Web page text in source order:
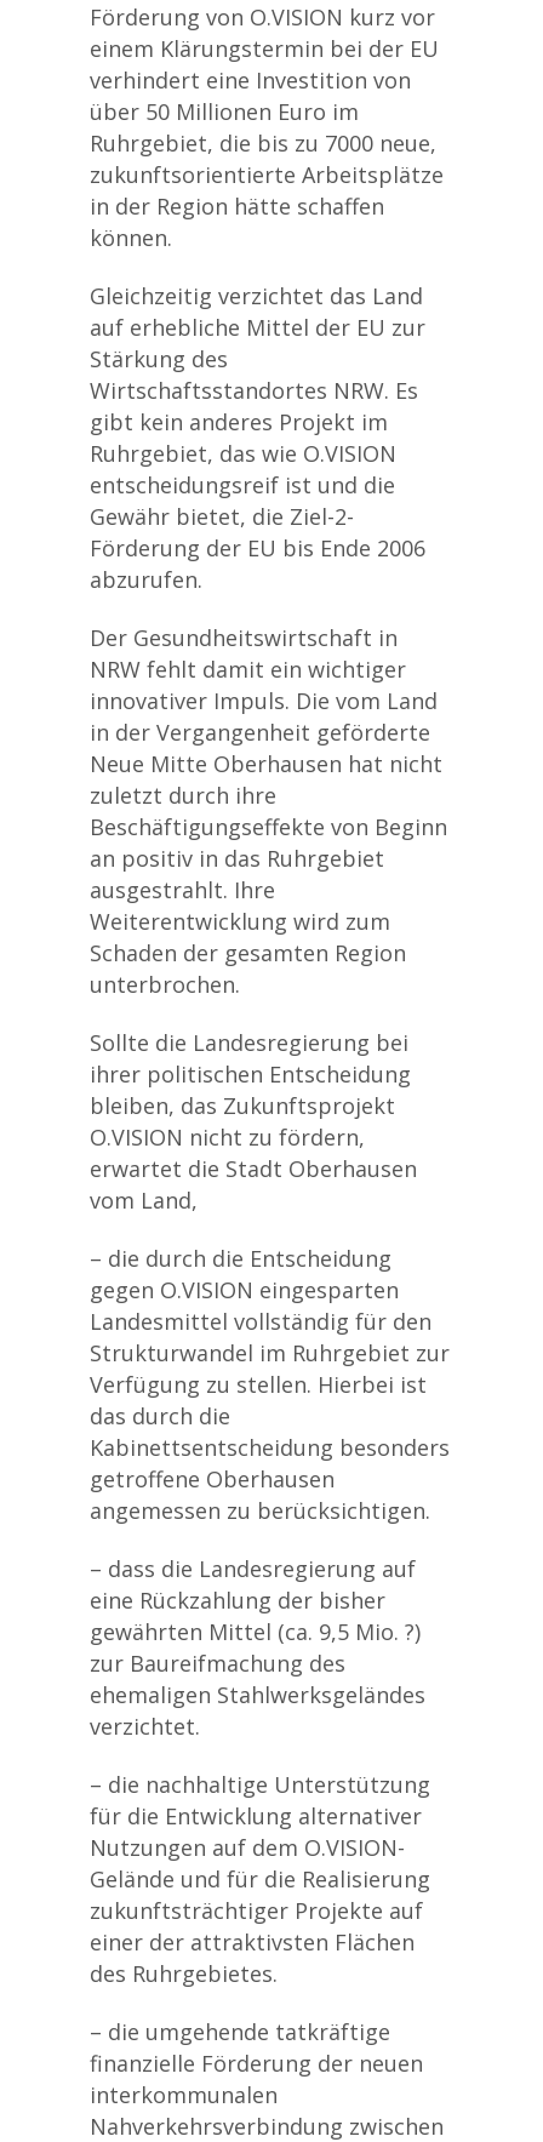
Förderung von O.VISION kurz vor
einem Klärungstermin bei der EU
verhindert eine Investition von
über 50 Millionen Euro im
Ruhrgebiet, die bis zu 7000 neue,
zukunftsorientierte Arbeitsplätze
in der Region hätte schaffen
können.
Gleichzeitig verzichtet das Land
auf erhebliche Mittel der EU zur
Stärkung des
Wirtschaftsstandortes NRW. Es
gibt kein anderes Projekt im
Ruhrgebiet, das wie O.VISION
entscheidungsreif ist und die
Gewähr bietet, die Ziel-2-
Förderung der EU bis Ende 2006
abzurufen.
Der Gesundheitswirtschaft in
NRW fehlt damit ein wichtiger
innovativer Impuls. Die vom Land
in der Vergangenheit geförderte
Neue Mitte Oberhausen hat nicht
zuletzt durch ihre
Beschäftigungseffekte von Beginn
an positiv in das Ruhrgebiet
ausgestrahlt. Ihre
Weiterentwicklung wird zum
Schaden der gesamten Region
unterbrochen.
Sollte die Landesregierung bei
ihrer politischen Entscheidung
bleiben, das Zukunftsprojekt
O.VISION nicht zu fördern,
erwartet die Stadt Oberhausen
vom Land,
– die durch die Entscheidung
gegen O.VISION eingesparten
Landesmittel vollständig für den
Strukturwandel im Ruhrgebiet zur
Verfügung zu stellen. Hierbei ist
das durch die
Kabinettsentscheidung besonders
getroffene Oberhausen
angemessen zu berücksichtigen.
– dass die Landesregierung auf
eine Rückzahlung der bisher
gewährten Mittel (ca. 9,5 Mio. ?)
zur Baureifmachung des
ehemaligen Stahlwerksgeländes
verzichtet.
– die nachhaltige Unterstützung
für die Entwicklung alternativer
Nutzungen auf dem O.VISION-
Gelände und für die Realisierung
zukunftsträchtiger Projekte auf
einer der attraktivsten Flächen
des Ruhrgebietes.
– die umgehende tatkräftige
finanzielle Förderung der neuen
interkommunalen
Nahverkehrsverbindung zwischen